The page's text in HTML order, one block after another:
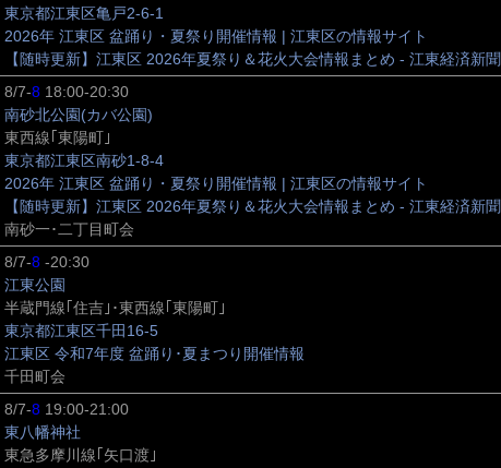
東京都江東区亀戸2-6-1
2026年 江東区 盆踊り・夏祭り開催情報 | 江東区の情報サイト
【随時更新】江東区 2026年夏祭り＆花火大会情報まとめ - 江東経済新聞
8/7-8 18:00-20:30
南砂北公園(カバ公園)
東西線｢東陽町｣
東京都江東区南砂1-8-4
2026年 江東区 盆踊り・夏祭り開催情報 | 江東区の情報サイト
【随時更新】江東区 2026年夏祭り＆花火大会情報まとめ - 江東経済新聞
南砂一･二丁目町会
8/7-8 -20:30
江東公園
半蔵門線｢住吉｣･東西線｢東陽町｣
東京都江東区千田16-5
江東区 令和7年度 盆踊り･夏まつり開催情報
千田町会
8/7-8 19:00-21:00
東八幡神社
東急多摩川線｢矢口渡｣